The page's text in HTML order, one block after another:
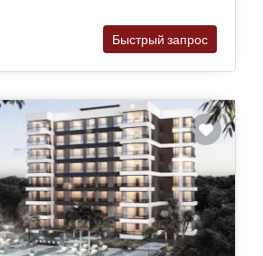
Быстрый запрос